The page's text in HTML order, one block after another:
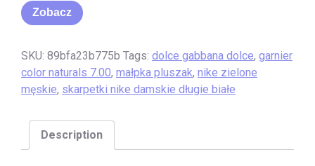
Zobacz
SKU: 89bfa23b775b Tags: dolce gabbana dolce, garnier
color naturals 7.00, małpka pluszak, nike zielone
męskie, skarpetki nike damskie długie białe
Description